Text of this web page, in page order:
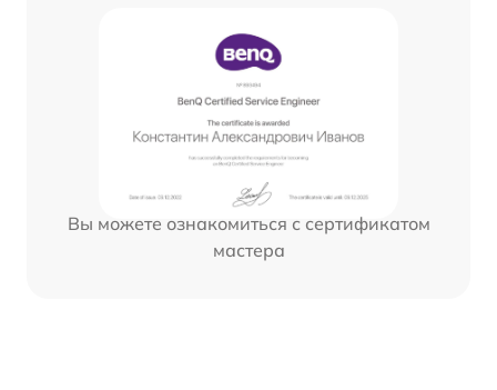
Вы можете ознакомиться с сертификатом
мастера